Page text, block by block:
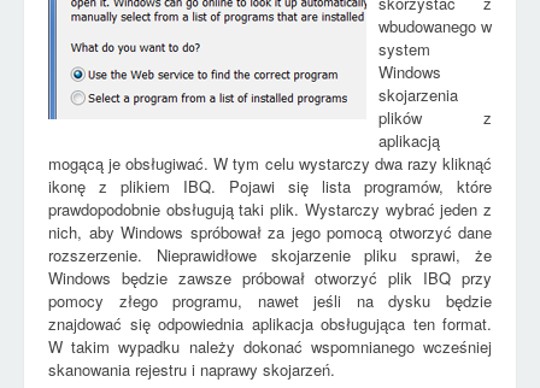
wbudowanego w
system
Windows
skojarzenia
plików z
aplikacją
mogącą je obsługiwać. W tym celu wystarczy dwa razy kliknąć
ikonę z plikiem IBQ. Pojawi się lista programów, które
prawdopodobnie obsługują taki plik. Wystarczy wybrać jeden z
nich, aby Windows spróbował za jego pomocą otworzyć dane
rozszerzenie. Nieprawidłowe skojarzenie pliku sprawi, że
Windows będzie zawsze próbował otworzyć plik IBQ przy
pomocy złego programu, nawet jeśli na dysku będzie
znajdować się odpowiednia aplikacja obsługująca ten format.
W takim wypadku należy dokonać wspomnianego wcześniej
skanowania rejestru i naprawy skojarzeń.